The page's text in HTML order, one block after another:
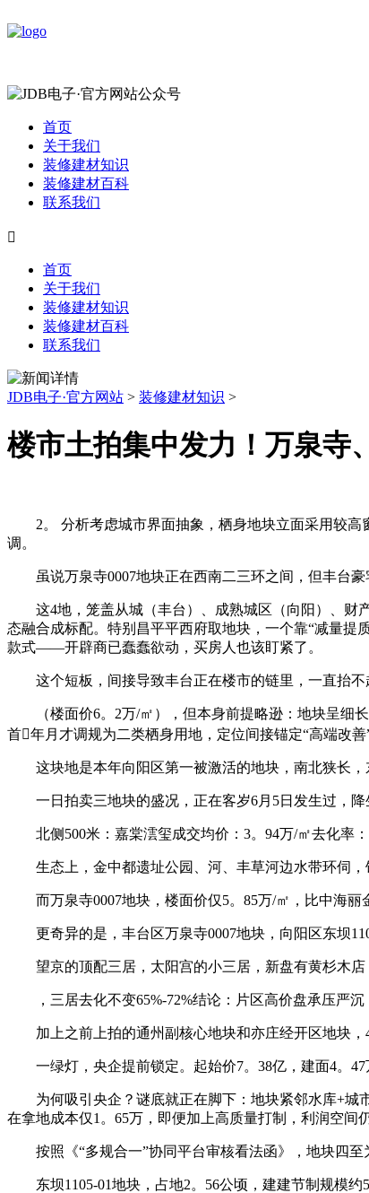
首页
关于我们
装修建材知识
装修建材百科
联系我们

首页
关于我们
装修建材知识
装修建材百科
联系我们
JDB电子·官方网站 > 装修建材知识 >
楼市土拍集中发力！万泉寺
2。 分析考虑城市界面抽象，栖身地块立面采用较高
调。
虽说万泉寺0007地块正在西南二三环之间，但丰台豪
这4地，笼盖从城（丰台）、成熟城区（向阳）、财
态融合成标配。特别昌平平西府取地块，一个靠“减量提
款式——开辟商已蠢蠢欲动，买房人也该盯紧了。
这个短板，间接导致丰台正在楼市的链里，一直抬不
（楼面价6。2万/㎡），但本身前提略逊：地块呈细
首年月才调规为二类栖身用地，定位间接锚定“高端改善”
这块地是本年向阳区第一被激活的地块，南北狭长，
一日拍卖三地块的盛况，正在客岁6月5日发生过，降
北侧500米：嘉棠澐玺成交均价：3。94万/㎡去化率：
生态上，金中都遗址公园、河、丰草河边水带环伺，
而万泉寺0007地块，楼面价仅5。85万/㎡，比中海丽
更奇异的是，丰台区万泉寺0007地块，向阳区东坝
望京的顶配三居，太阳宫的小三居，新盘有黄杉木店
，三居去化不变65%-72%结论：片区高价盘承压严沉
加上之前上拍的通州副核心地块和亦庄经开区地块，4
一绿灯，央企提前锁定。起始价7。38亿，建面4。47
为何吸引央企？谜底就正在脚下：地块紧邻水库+城市
在拿地成本仅1。65万，即便加上高质量打制，利润空间
按照《“多规合一”协同平台审核看法函》，地块四至
东坝1105-01地块，占地2。56公顷，建建节制规模约5